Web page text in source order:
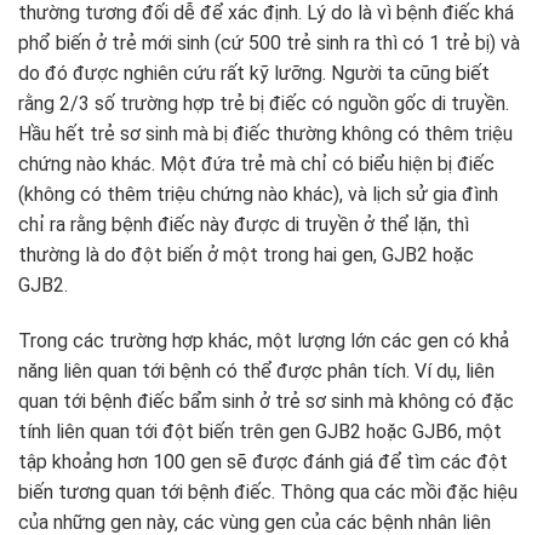
thường tương đối dễ để xác định. Lý do là vì bệnh điếc khá
phổ biến ở trẻ mới sinh (cứ 500 trẻ sinh ra thì có 1 trẻ bị) và
do đó được nghiên cứu rất kỹ lưỡng. Người ta cũng biết
rằng 2/3 số trường hợp trẻ bị điếc có nguồn gốc di truyền.
Hầu hết trẻ sơ sinh mà bị điếc thường không có thêm triệu
chứng nào khác. Một đứa trẻ mà chỉ có biểu hiện bị điếc
(không có thêm triệu chứng nào khác), và lịch sử gia đình
chỉ ra rằng bệnh điếc này được di truyền ở thể lặn, thì
thường là do đột biến ở một trong hai gen, GJB2 hoặc
GJB2.
Trong các trường hợp khác, một lượng lớn các gen có khả
năng liên quan tới bệnh có thể được phân tích. Ví dụ, liên
quan tới bệnh điếc bẩm sinh ở trẻ sơ sinh mà không có đặc
tính liên quan tới đột biến trên gen GJB2 hoặc GJB6, một
tập khoảng hơn 100 gen sẽ được đánh giá để tìm các đột
biến tương quan tới bệnh điếc. Thông qua các mồi đặc hiệu
của những gen này, các vùng gen của các bệnh nhân liên